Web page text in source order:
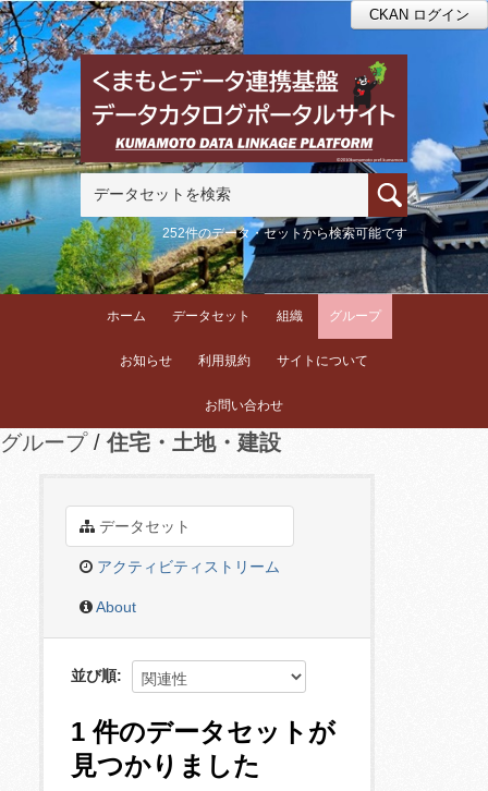
CKAN ログイン
252件のデータ・セットから検索可能です
ホーム データセット 組織 グループ
お知らせ 利用規約 サイトについて
お問い合わせ
グループ 住宅・土地・建設
データセット
アクティビティストリーム
About
並び順
1 件のデータセットが
見つかりました